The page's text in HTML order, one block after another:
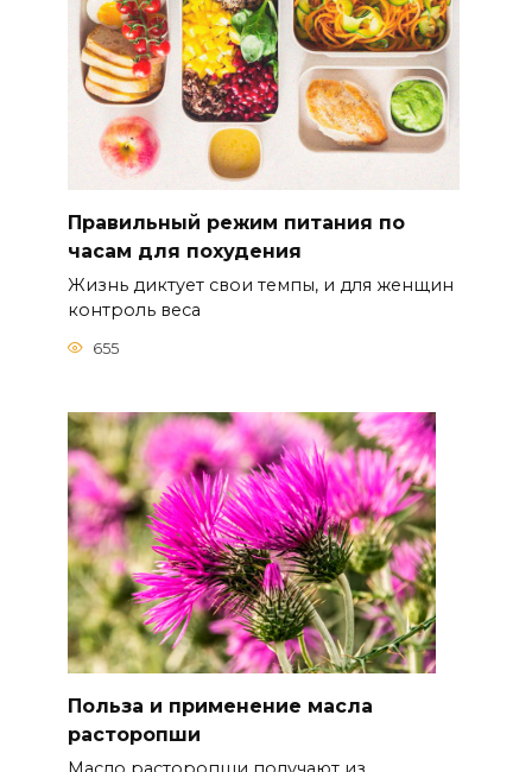
Правильный режим питания по
часам для похудения
Жизнь диктует свои темпы, и для женщин
контроль веса
655
Польза и применение масла
расторопши